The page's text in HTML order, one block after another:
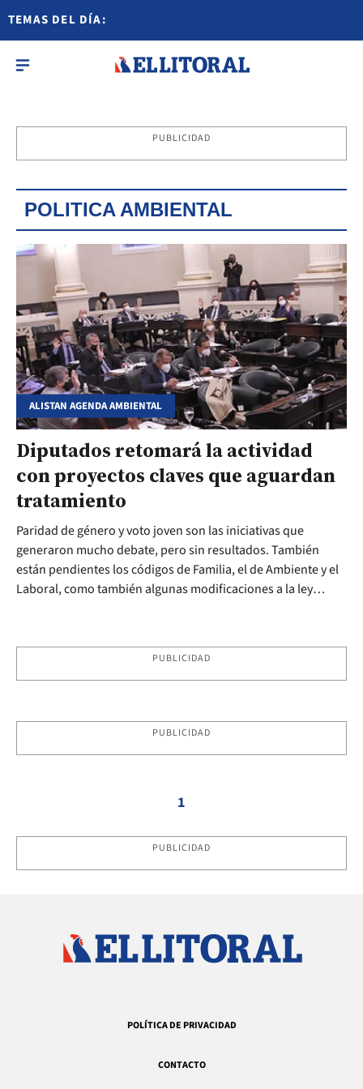
TEMAS DEL DÍA:
PUBLICIDAD
POLITICA AMBIENTAL
ALISTAN AGENDA AMBIENTAL
Diputados retomará la actividad
con proyectos claves que aguardan
tratamiento
Paridad de género y voto joven son las iniciativas que
generaron mucho debate, pero sin resultados. También
están pendientes los códigos de Familia, el de Ambiente y el
Laboral, como también algunas modificaciones a la ley
PUBLICIDAD
PUBLICIDAD
1
PUBLICIDAD
POLÍTICA DE PRIVACIDAD
CONTACTO